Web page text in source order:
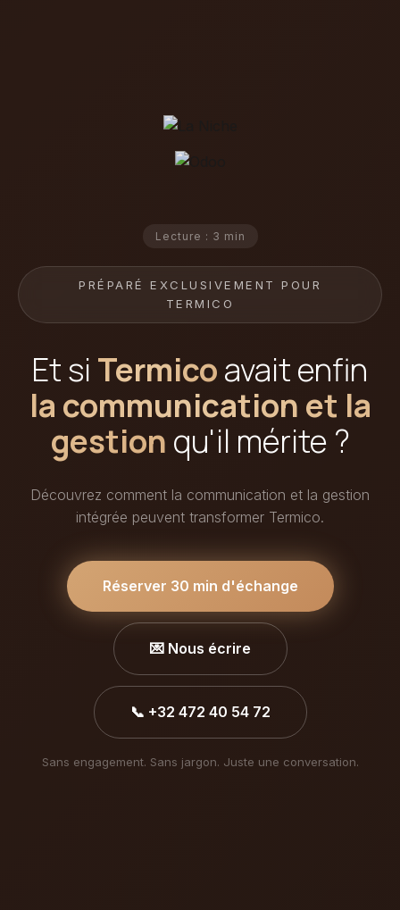
Lecture : 3 min
PRÉPARÉ EXCLUSIVEMENT POUR
TERMICO
Et si Termicoavait enfin
la communication et la
gestion qu'il mérite ?
Découvrez comment la communication et la gestion
intégrée peuvent transformer Termico.
Réserver 30 min d'échange
💌 Nous écrire
📞 +32 472 40 54 72
Sans engagement. Sans jargon. Juste une conversation.